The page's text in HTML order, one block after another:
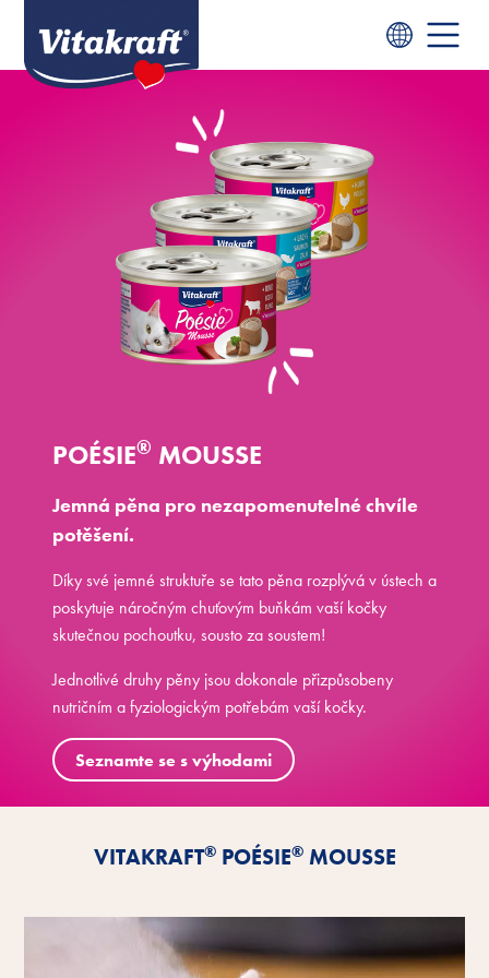
POÉSIE® MOUSSE
Jemná pěna pro nezapomenutelné chvíle
potěšení.
Díky své jemné struktuře se tato pěna rozplývá v ústech a
poskytuje náročným chuťovým buňkám vaší kočky
skutečnou pochoutku, sousto za soustem!
Jednotlivé druhy pěny jsou dokonale přizpůsobeny
nutričním a fyziologickým potřebám vaší kočky.
Seznamte se s výhodami
VITAKRAFT®POÉSIE®MOUSSE